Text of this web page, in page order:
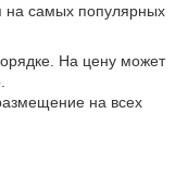
на самых популярных
На цену может
на всех